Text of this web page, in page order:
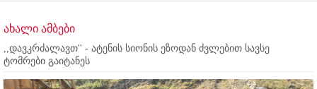
ახალი ამბები
,,დავკრძალავთ'' - ატენის სიონის ეზოდან ძვლებით სავსე
ტომრები გაიტანეს